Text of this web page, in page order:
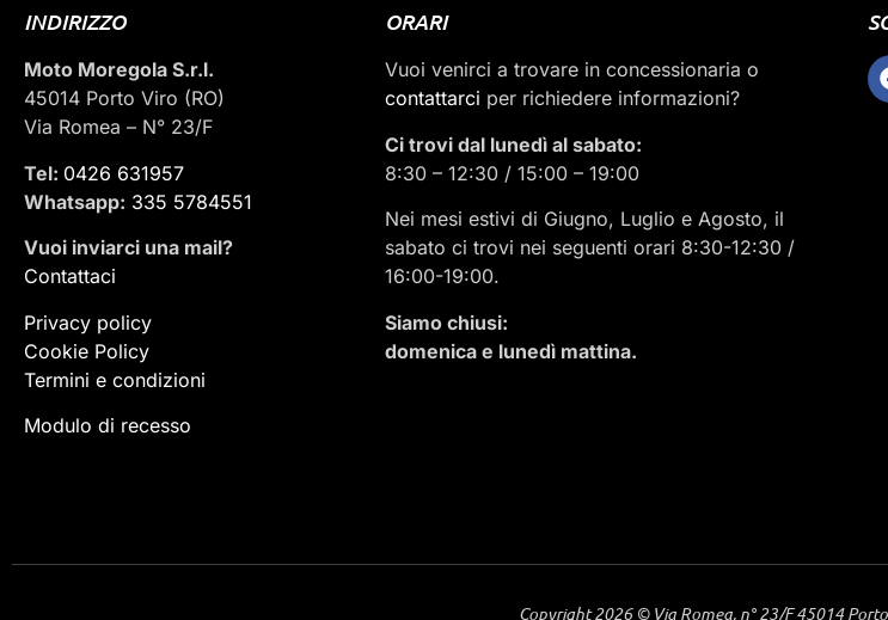
INDIRIZZO
Moto Moregola S.r.l.
45014 Porto Viro (RO)
Via Romea – N° 23/F
Tel: 0426 631957
Whatsapp: 335 5784551
Vuoi inviarci una mail?
Contattaci
Privacy policy
Cookie Policy
Termini e condizioni
Modulo di recesso
ORARI
Vuoi venirci a trovare in concessionaria o
contattarci per richiedere informazioni?
Ci trovi dal lunedì al sabato:
8:30 – 12:30 / 15:00 – 19:00
Nei mesi estivi di Giugno, Luglio e Agosto, il
sabato ci trovi nei seguenti orari 8:30-12:30 /
16:00-19:00.
Siamo chiusi:
domenica e lunedì mattina.
Copyright 2026 © Via Romea, n° 23/F 45014